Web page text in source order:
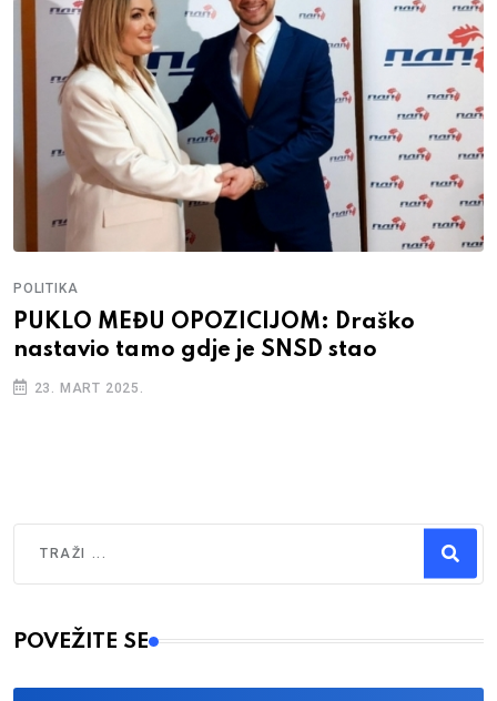
POLITIKA
PUKLO MEĐU OPOZICIJOM: Draško
nastavio tamo gdje je SNSD stao
23. MART 2025.
Type 2 or more characters for results.
POVEŽITE SE